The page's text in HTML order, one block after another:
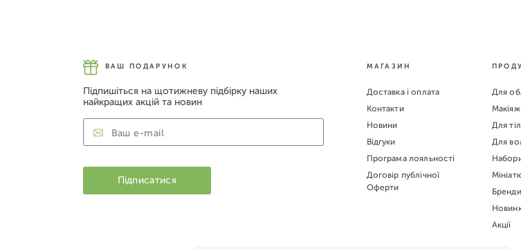
ВАШ ПОДАРУНОК
Підпишіться на щотижневу підбірку наших
найкращих акцій та новин
МАГАЗИН
Доставка і оплата
Контакти
Новини
Відгуки
Програма лояльності
Договір публічної
Оферти
Для
Макіяж
Для
Для
Бренди
Акції